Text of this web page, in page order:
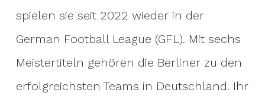
spielen sie seit 2022 wieder in der
German Football League (GFL). Mit sechs
Meistertiteln gehören die Berliner zu den
erfolgreichsten Teams in Deutschland. Ihr